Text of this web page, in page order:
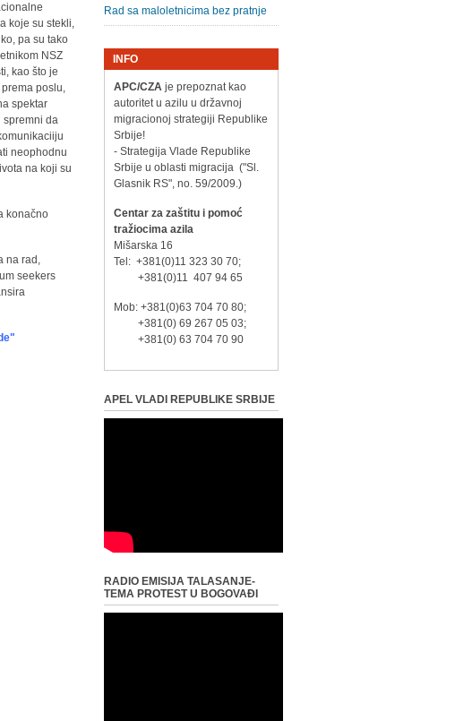
koje su stekli,
pa su tako
NSZ
kao što je
poslu,
spektar
spremni da
neophodnu
na koji su
konačno
na rad,
seekers
Rad sa maloletnicima bez pratnje
INFO
APC/CZAje prepoznat kao
autoritet u azilu u državnoj
migracionoj strategiji Republike
Srbije!
- Strategija Vlade Republike
Srbije u oblasti migracija ("Sl.
Glasnik RS", no. 59/2009.)
Centar za zaštitu i pomoć
tražiocima azila
Mišarska 16
Tel: +381(0)11 323 30 70;
+381(0)11 407 94 65
Mob: +381(0)63 704 70 80;
+381(0) 69 267 05 03;
+381(0) 63 704 70 90
APEL VLADI REPUBLIKE SRBIJE
RADIO EMISIJA TALASANJE-
TEMA PROTEST U BOGOVAĐI